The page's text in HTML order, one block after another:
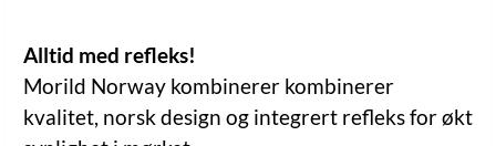
Alltid med refleks!
Morild Norway kombinerer kombinerer
kvalitet, norsk design og integrert refleks for økt